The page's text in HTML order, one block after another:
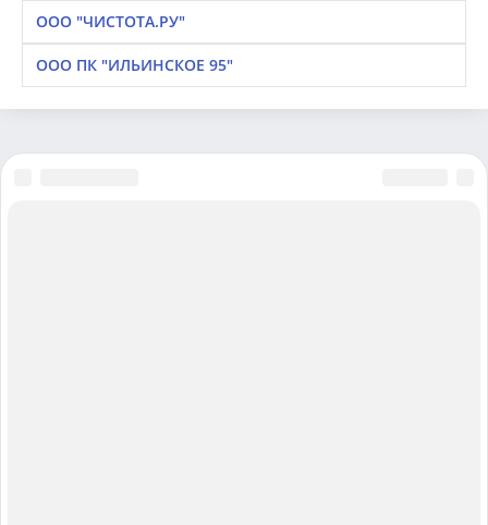
ООО "ЧИСТОТА.РУ"
ООО ПК "ИЛЬИНСКОЕ 95"